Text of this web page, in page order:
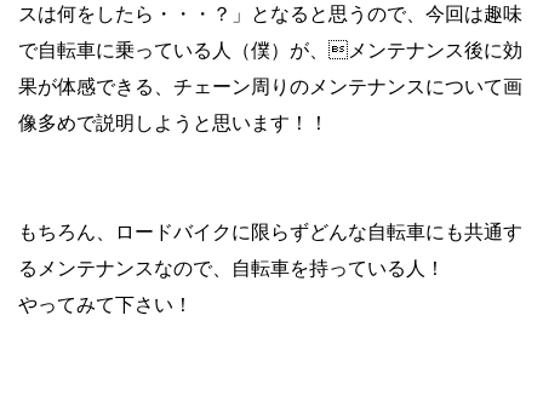
スは何をしたら・・・？」となると思うので、今回は趣味
で自転車に乗っている人
（僕）が、メンテナンス後に効
果が体感できる、 チェーン周り のメンテナンスについて画
像多めで説明しようと思います！！
もちろん、ロードバイクに限らずどんな自転車にも共通す
るメンテナンスなので、自転車を持っている人！
やってみて下さい！